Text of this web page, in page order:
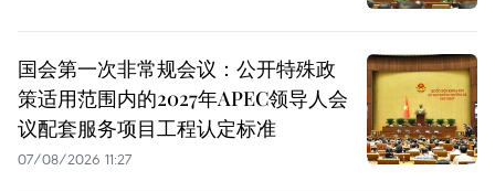
国会第一次非常规会议：公开特殊政
策适用范围内的2027年APEC领导人会
议配套服务项目工程认定标准
07/08/2026 11:27